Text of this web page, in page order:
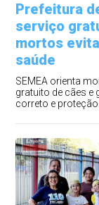
Prefeitura
serviço
mortos
saúde
SEMEA orienta
gratuito de cães e
correto e proteção